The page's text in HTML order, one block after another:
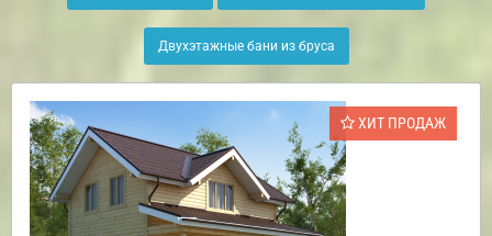
Двухэтажные бани из бруса
ХИТ ПРОДАЖ